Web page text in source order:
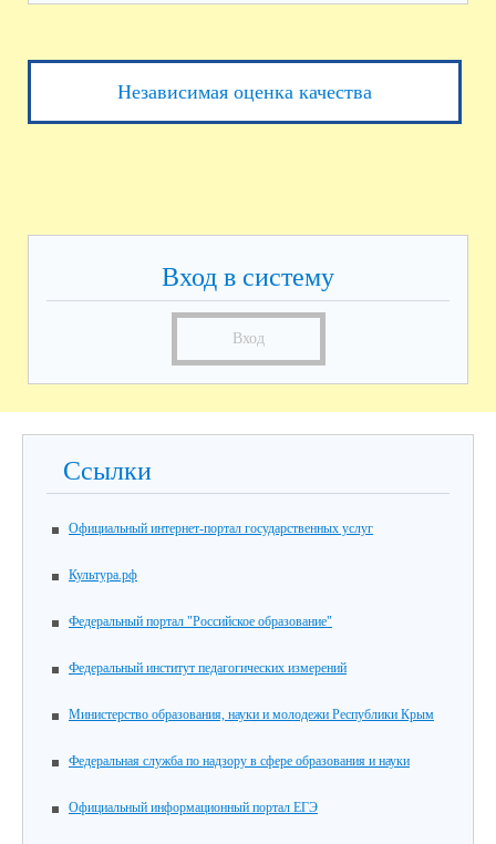
Независимая оценка качества
Вход в систему
Вход
Ссылки
Официальный интернет-портал государственных услуг
Культура.рф
Федеральный портал "Российское образование"
Федеральный институт педагогических измерений
Министерство образования, науки и молодежи Республики Крым
Федеральная служба по надзору в сфере образования и науки
Официальный информационный портал ЕГЭ